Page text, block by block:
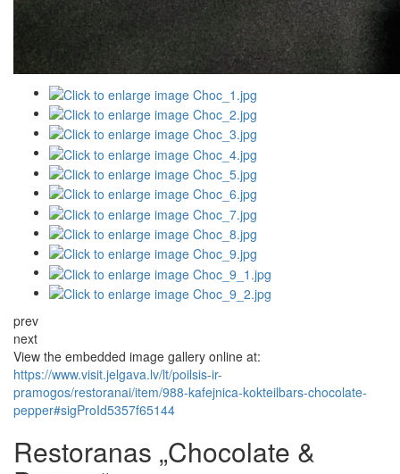
prev
next
View the embedded image gallery online at:
https://www.visit.jelgava.lv/lt/poilsis-ir-
pramogos/restoranai/item/988-kafejnica-kokteilbars-chocolate-
pepper#sigProId5357f65144
Restoranas „Chocolate &